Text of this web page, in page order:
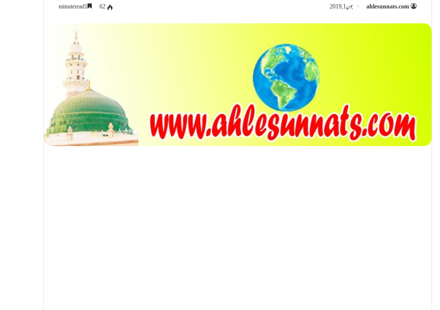
ahlesunnats.com جون 1, 2019 62